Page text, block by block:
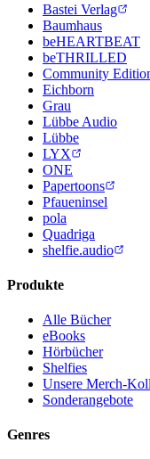
Bastei Verlag
Baumhaus
beHEARTBEAT
beTHRILLED
Community
Eichborn
Grau
Lübbe Audio
Lübbe
LYX
ONE
Papertoons
Pfaueninsel
pola
Quadriga
shelfie.audio
Produkte
Alle Bücher
eBooks
Hörbücher
Shelfies
Unsere Merch-
Sonderangebote
Genres